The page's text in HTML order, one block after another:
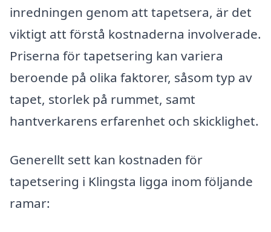
inredningen genom att tapetsera, är det
viktigt att förstå kostnaderna involverade.
Priserna för tapetsering kan variera
beroende på olika faktorer, såsom typ av
tapet, storlek på rummet, samt
hantverkarens erfarenhet och skicklighet.
Generellt sett kan kostnaden för
tapetsering i Klingsta ligga inom följande
ramar: